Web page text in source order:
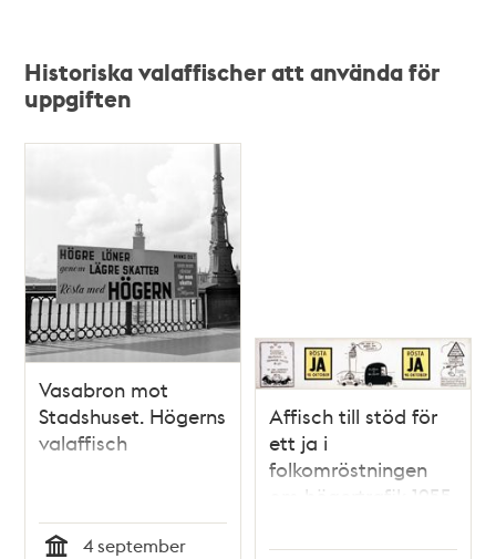
Historiska valaffischer att använda för
uppgiften
Vasabron mot
Stadshuset. Högerns
valaffisch
4 september
Affisch till stöd för
ett ja i
folkomröstningen
om högertrafik 1955